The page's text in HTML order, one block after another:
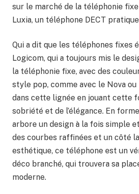
sur le marché de la téléphonie
Luxia, un téléphone DECT
Qui a dit que les téléphones fixes
Logicom, qui a toujours mis le
la téléphonie fixe, avec des
style pop, comme avec le Nova
dans cette lignée en jouant cette
sobriété et de l’élégance. En
arbore un design à la fois simple
des courbes raffinées et un côté
esthétique, ce téléphone est un
déco branché, qui trouvera sa
moderne.